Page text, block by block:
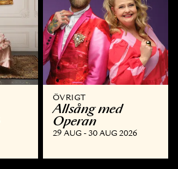
ÖVRIGT
Allsång med
Operan
29 AUG - 30 AUG 2026